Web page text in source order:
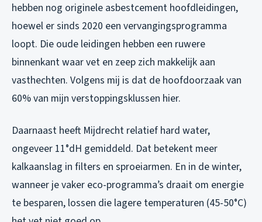
hebben nog originele asbestcement hoofdleidingen,
hoewel er sinds 2020 een vervangingsprogramma
loopt. Die oude leidingen hebben een ruwere
binnenkant waar vet en zeep zich makkelijk aan
vasthechten. Volgens mij is dat de hoofdoorzaak van
60% van mijn verstoppingsklussen hier.
Daarnaast heeft Mijdrecht relatief hard water,
ongeveer 11°dH gemiddeld. Dat betekent meer
kalkaanslag in filters en sproeiarmen. En in de winter,
wanneer je vaker eco-programma’s draait om energie
te besparen, lossen die lagere temperaturen (45-50°C)